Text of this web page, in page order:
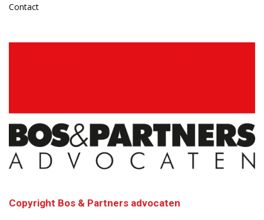
Contact
Copyright Bos & Partners advocaten